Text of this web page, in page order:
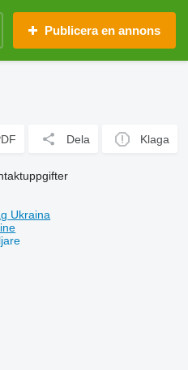
Publicera en annons
Dela Klaga
Ukraina